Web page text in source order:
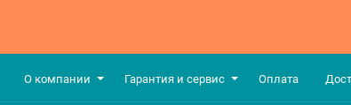
О компании Гарантия и сервис Оплата​